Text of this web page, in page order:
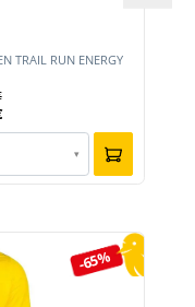
TRAIL RUN ENERGY
▾
-65%